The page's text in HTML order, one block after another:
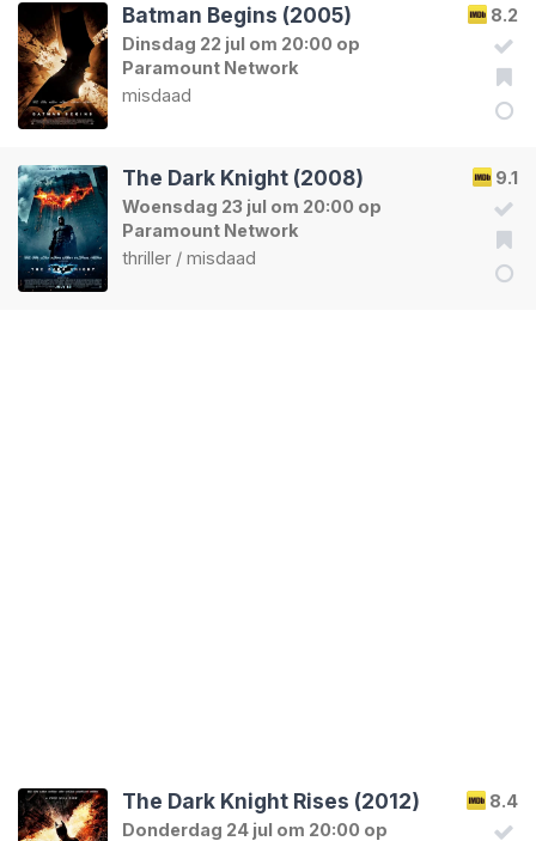
8.2
Batman Begins (2005)
Dinsdag 22 jul om 20:00 op
Paramount Network
misdaad
9.1
The Dark Knight (2008)
Woensdag 23 jul om 20:00 op
Paramount Network
thriller / misdaad
8.4
The Dark Knight Rises (2012)
Donderdag 24 jul om 20:00 op